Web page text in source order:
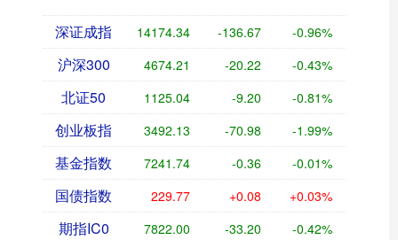
深证成指 14174.34 -136.67 -0.96%
沪深300 4674.21 -20.22 -0.43%
北证50 1125.04 -9.20 -0.81%
创业板指 3492.13 -70.98 -1.99%
基金指数 7241.74 -0.36 -0.01%
国债指数 229.77 +0.08 +0.03%
期指IC0 7822.00 -33.20 -0.42%